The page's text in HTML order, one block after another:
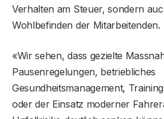
Verhalten am Steuer, sondern
Wohlbefinden der Mitarbeitenden.
«Wir sehen, dass gezielte
Pausenregelungen, betriebliches
Gesundheitsmanagement,
oder der Einsatz moderner